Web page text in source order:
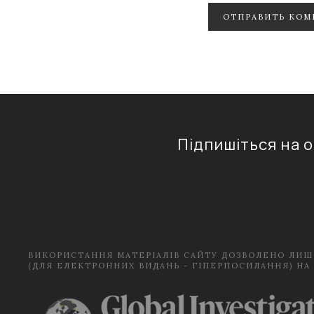
ОТПРАВИТЬ
Підпишіться на
ВИКОРИСТАННЯ МАТЕРІАЛІВ САЙТУ ДОЗВОЛЕНО
(ДЛЯ ЕЛЕКТРОННИХ ВИДАНЬ - ГІПЕРПОСИЛАННЯ) НА